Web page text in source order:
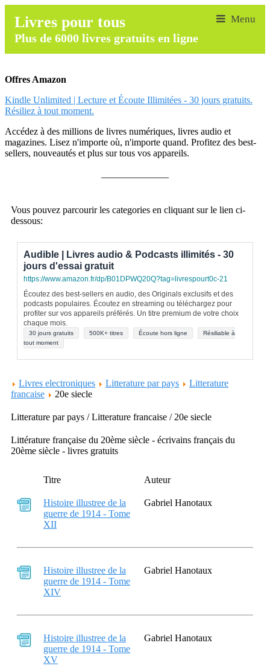
Livres pour tous
Plus de 6000 livres gratuits en ligne
Offres Amazon
Kindle Unlimited | Lecture et Écoute Illimitées - 30 jours gratuits.
Résiliez à tout moment.
Accédez à des millions de livres numériques, livres audio et
magazines. Lisez n'importe où, n'importe quand. Profitez des best-
sellers, nouveautés et plus sur tous vos appareils.
Vous pouvez parcourir les categories en cliquant sur le lien ci-
dessous:
Audible | Livres audio & Podcasts illimités - 30
jours d'essai gratuit
https://www.amazon.fr/dp/B01DPWQ20Q?tag=livrespourt0c-21
Écoutez des best-sellers en audio, des Originals exclusifs et des
podcasts populaires. Écoutez en streaming ou téléchargez pour
profiter sur vos appareils préférés. Un titre premium de votre choix
chaque mois.
30 jours gratuits 500K+ titres Écoute hors ligne
Résiliable à
tout moment
Livres electroniques Litterature par pays
Litterature
francaise
20e siecle
Litterature par pays / Litterature francaise / 20e siecle
Littérature française du 20ème siècle - écrivains français du
20ème siècle - livres gratuits
Titre Auteur
Histoire illustree de la
guerre de 1914 - Tome
XII
Gabriel Hanotaux
Histoire illustree de la
guerre de 1914 - Tome
XIV
Gabriel Hanotaux
Histoire illustree de la
guerre de 1914 - Tome
XV
Gabriel Hanotaux